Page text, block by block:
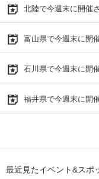
北陸で今週末に開催
富山県で今週末に開
石川県で今週末に開
福井県で今週末に開
最近見たイベント&スポ